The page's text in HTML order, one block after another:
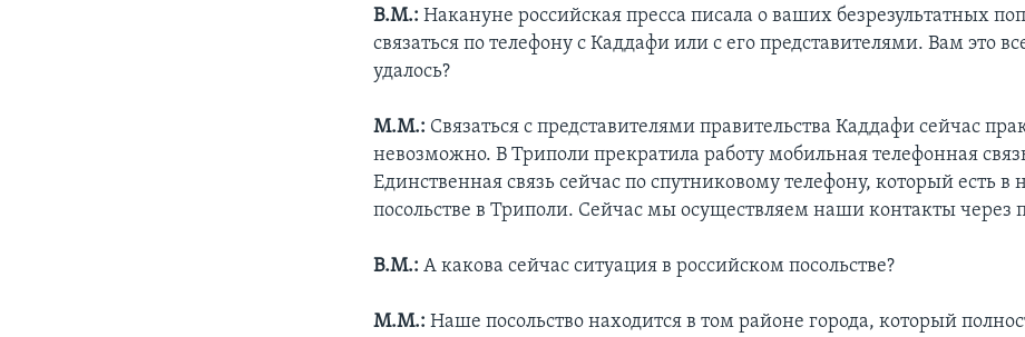
В.М.: Накануне российская пресса писала о ваших безрезультатных
связаться по телефону с Каддафи или с его представителями. Вам это
удалось?
М.М.: Связаться с представителями правительства Каддафи сейчас
невозможно. В Триполи прекратила работу мобильная телефонная
Единственная связь сейчас по спутниковому телефону, который есть
посольстве в Триполи. Сейчас мы осуществляем наши контакты через
В.М.: А какова сейчас ситуация в российском посольстве?
М.М.: Наше посольство находится в том районе города, который